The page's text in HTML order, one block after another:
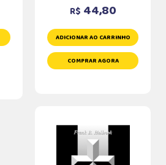
R$ 44,80
ADICIONAR AO CARRINHO
COMPRAR AGORA